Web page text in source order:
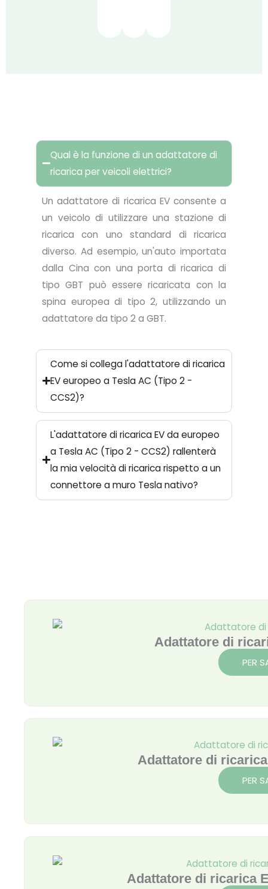
Qual è la funzione di un adattatore di
ricarica per veicoli elettrici?
Un adattatore di ricarica EV consente a
un veicolo di utilizzare una stazione di
ricarica con uno standard di ricarica
diverso. Ad esempio, un'auto importata
dalla Cina con una porta di ricarica di
tipo GBT può essere ricaricata con la
spina europea di tipo 2, utilizzando un
adattatore da tipo 2 a GBT.
Come si collega l'adattatore di ricarica
EV europeo a Tesla AC (Tipo 2 -
CCS2)?
L'adattatore di ricarica EV da europeo
a Tesla AC (Tipo 2 - CCS2) rallenterà
la mia velocità di ricarica rispetto a un
connettore a muro Tesla nativo?
Adattatore di
PER
Adattatore di
PER
Adattatore di ricarica